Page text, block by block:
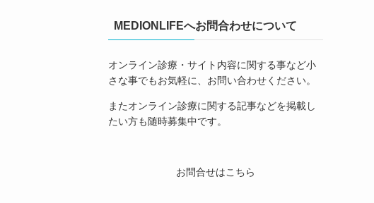
MEDIONLIFEへお問合わせについて
オンライン診療・サイト内容に関する事など小
さな事でもお気軽に、お問い合わせください。
またオンライン診療に関する記事などを掲載し
たい方も随時募集中です。
お問合せはこちら